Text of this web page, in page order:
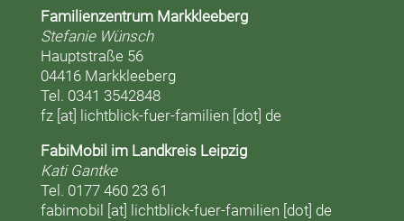
Familienzentrum Markkleeberg
Stefanie Wünsch
Hauptstraße 56
04416 Markkleeberg
Tel. 0341 3542848
fz [at] lichtblick-fuer-familien [dot] de
FabiMobil im Landkreis Leipzig
Kati Gantke
Tel. 0177 460 23 61
fabimobil [at] lichtblick-fuer-familien [dot] de